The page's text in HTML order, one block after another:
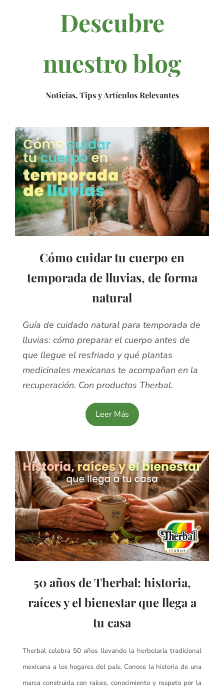
Descubre
nuestro blog
Noticias, Tips y Artículos Relevantes
Cómo cuidar tu cuerpo en
temporada de lluvias, de forma
natural
Guía de cuidado natural para temporada de
lluvias: cómo preparar el cuerpo antes de
que llegue el resfriado y qué plantas
medicinales mexicanas te acompañan en la
recuperación. Con productos Therbal.
Leer Más
50 años de Therbal: historia,
raíces y el bienestar que llega a
tu casa
Therbal celebra 50 años llevando la herbolaria tradicional
mexicana a los hogares del país. Conoce la historia de una
marca construida con raíces, conocimiento y respeto por la